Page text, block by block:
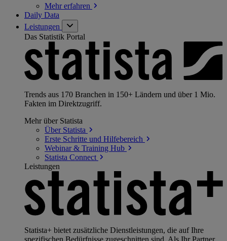
Mehrerfahren
Daily Data
Leistungen
Das Statistik Portal
Trends aus 170 Branchen in 150+ Ländern und über 1 Mio.
Fakten im Direktzugriff.
Mehr über Statista
Über Statista
Erste Schritte und Hilfebereich
Webinar & Training Hub
Statista Connect
Leistungen
Statista+ bietet zusätzliche Dienstleistungen, die auf Ihre
spezifischen Bedürfnisse zugeschnitten sind. Als Ihr Partner